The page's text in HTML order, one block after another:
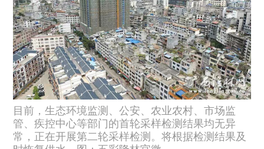
目前，生态环境监测、公安、农业农村、市场监
管、疾控中心等部门的首轮采样检测结果均无异
常，正在开展第二轮采样检测。将根据检测结果及